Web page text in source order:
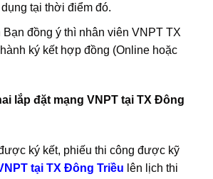
tại thời điểm đó.
đồng ý thì nhân viên VNPT TX
ký kết hợp đồng (Online hoặc
lắp đặt mạng VNPT tại TX Đông
ký kết, phiếu thi công được kỹ
tại TX Đông Triều lên lịch thi